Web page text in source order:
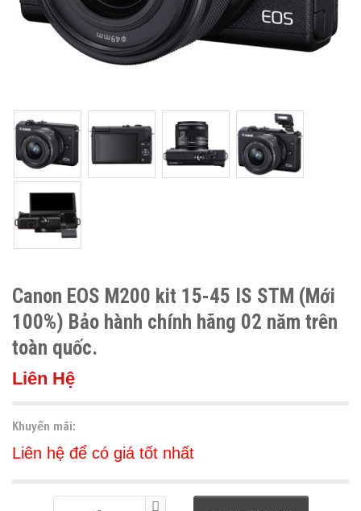
Canon EOS M200 kit 15-45 IS STM (Mới
100%) Bảo hành chính hãng 02 năm trên
toàn quốc.
Liên Hệ
Khuyến mãi:
Liên hệ để có giá tốt nhất